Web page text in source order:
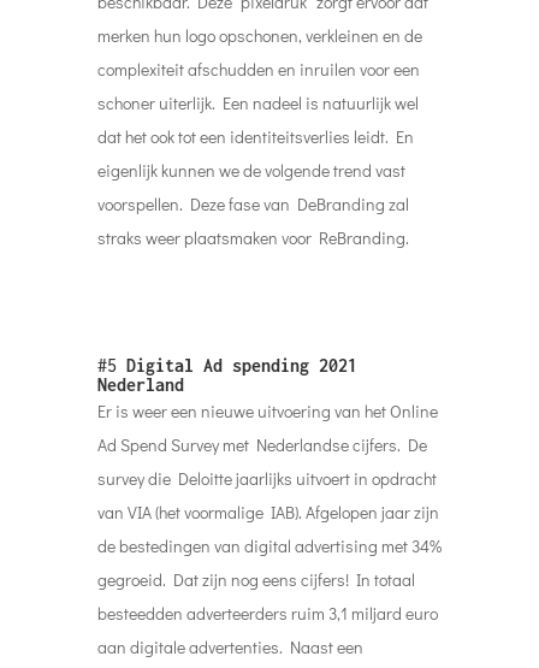
merken hun logo opschonen, verkleinen en de
complexiteit afschudden en inruilen voor een
schoner uiterlijk. Een nadeel is natuurlijk wel
dat het ook tot een identiteitsverlies leidt. En
eigenlijk kunnen we de volgende trend vast
voorspellen. Deze fase van DeBranding zal
straks weer plaatsmaken voor ReBranding.
#5 Digital Ad spending 2021
Nederland
Er is weer een nieuwe uitvoering van het Online
Ad Spend Survey met Nederlandse cijfers. De
survey die Deloitte jaarlijks uitvoert in opdracht
van VIA (het voormalige IAB). Afgelopen jaar zijn
de bestedingen van digital advertising met 34%
gegroeid. Dat zijn nog eens cijfers! In totaal
besteedden adverteerders ruim 3,1 miljard euro
aan digitale advertenties. Naast een